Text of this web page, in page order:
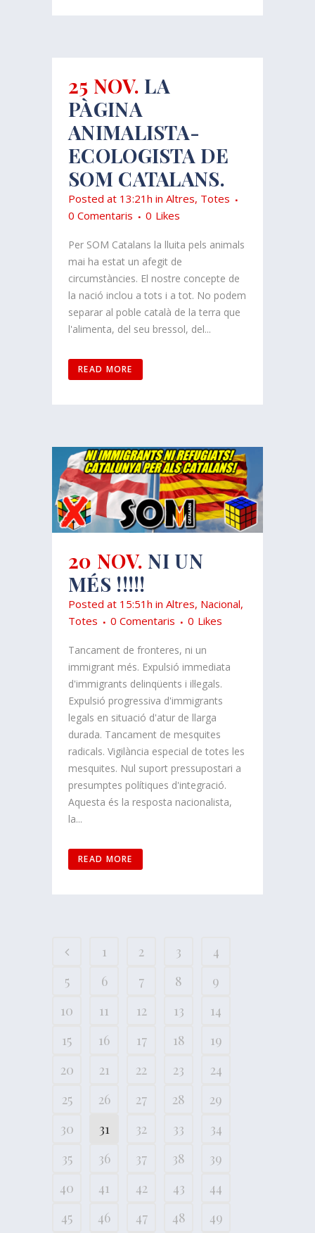
25 NOV. LA
PÀGINA
ANIMALISTA-
ECOLOGISTA DE
SOM CATALANS.
Posted at 13:21h in Altres, Totes
0 Comentaris
0 Likes
Per SOM Catalans la lluita pels animals
mai ha estat un afegit de
circumstàncies. El nostre concepte de
la nació inclou a tots i a tot. No podem
separar al poble català de la terra que
l'alimenta, del seu bressol, del...
READ MORE
20 NOV. NI UN
MÉS !!!!!
Posted at 15:51h in Altres, Nacional,
Totes
0 Comentaris 0 Likes
Tancament de fronteres, ni un
immigrant més. Expulsió immediata
d'immigrants delinqüents i il·legals.
Expulsió progressiva d'immigrants
legals en situació d'atur de llarga
durada. Tancament de mesquites
radicals. Vigilància especial de totes les
mesquites. Nul suport pressupostari a
presumptes polítiques d'integració.
Aquesta és la resposta nacionalista,
la...
READ MORE
1 2 3
4
5
6 7 8
9
10
11 12 13
14
15
16 17 18
19
20
21 22 23
24
25
26 27 28
29
30
31 32 33
34
35
36 37 38
39
40
41 42 43
44
45
46 47 48
49